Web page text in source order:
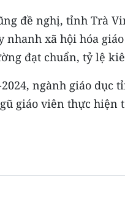
đề nghị, tỉnh Trà
nhanh xã hội hóa
đạt chuẩn, tỷ lệ
ngành giáo dục
giáo viên thực hiện